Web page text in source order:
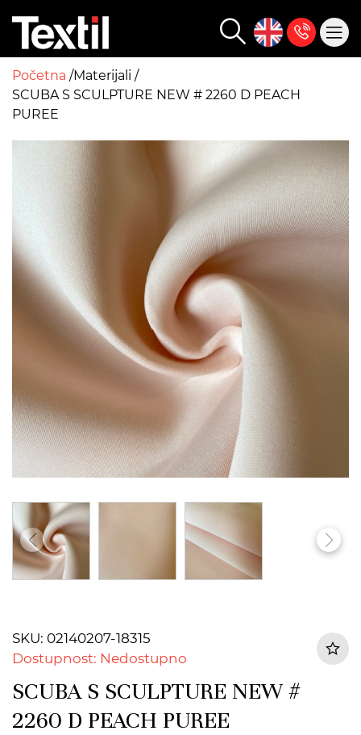
Početna Materijali
SCUBA S SCULPTURE NEW # 2260 D PEACH
PUREE
SKU: 02140207-18315
Dostupnost: Nedostupno
SCUBA S SCULPTURE NEW #
2260 D PEACH PUREE